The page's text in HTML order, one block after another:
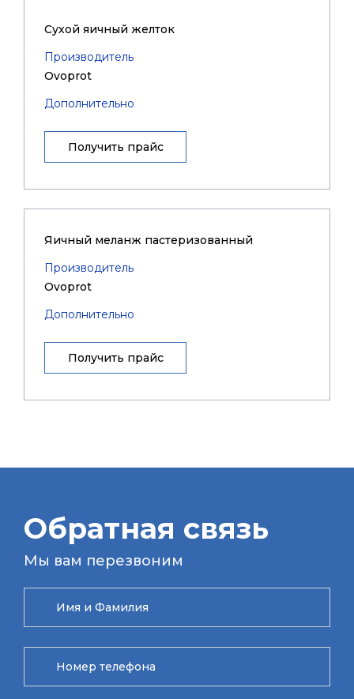
Сухой яичный желток
Производитель
Ovoprot
Дополнительно
Получить прайс
Яичный меланж пастеризованный
Производитель
Ovoprot
Дополнительно
Получить прайс
Обратная связь
Мы вам перезвоним